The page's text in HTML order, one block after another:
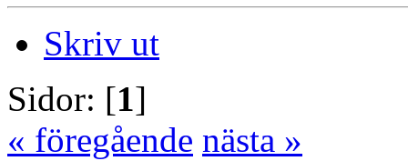
Skriv ut
Sidor: [1]
« föregående nästa »